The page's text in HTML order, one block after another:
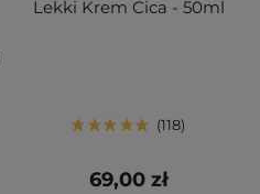
Lekki Krem Cica - 50ml
118
69,00 zł